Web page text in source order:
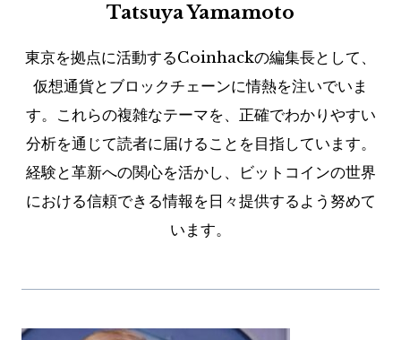
Tatsuya Yamamoto
東京を拠点に活動するCoinhackの編集長として、
仮想通貨とブロックチェーンに情熱を注いでいま
す。これらの複雑なテーマを、正確でわかりやすい
分析を通じて読者に届けることを目指しています。
経験と革新への関心を活かし、ビットコインの世界
における信頼できる情報を日々提供するよう努めて
います。